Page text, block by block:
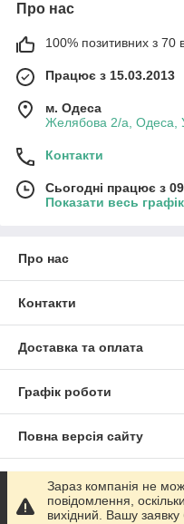
Про нас
100% позитивних з 70
Працює з 15.03.2013
м. Одеса
Желябова 2/а, Одеса,
Контакти
Сьогодні працює з
Показати весь
Про нас
Контакти
Доставка та оплата
Графік роботи
Повна версія сайту
Сайт створено на
Зараз компанія не
повідомлення,
вихідний. Вашу